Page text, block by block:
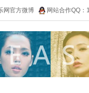
网官方微博 网站合作QQ